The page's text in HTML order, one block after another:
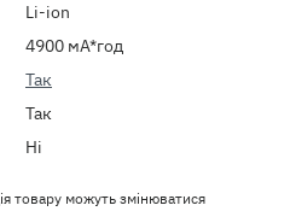
Li-ion
4900 мА*год
Так
Так
Ні
товару можуть змінюватися